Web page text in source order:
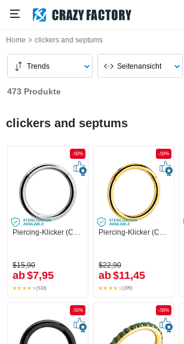
Home clickers and septums
Trends Seitenansicht
473 Produkte
clickers and septums
-50%
Piercing-Klicker (Chirurgenstahl, silber, glänzend)
$15,90
ab$7,95
(518)
-50%
Piercing-Klicker (Chirurgenstahl, gold, glänzend)
$22,90
ab$11,45
(295)
-50% -50%